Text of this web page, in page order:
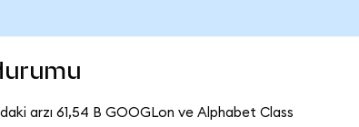
arzı 61,54 B GOOGLon ve Alphabet Class